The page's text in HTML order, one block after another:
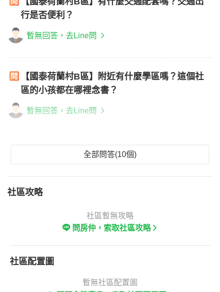
行是否便利？
暫無回答，去Line問
【國泰荷蘭村B區】附近有什麼學區嗎？這個社
區的小孩都在哪裡念書？
暫無回答，去Line問
全部問答(10個)
社區攻略
社區暫無攻略
問房仲，索取社區攻略
社區配置圖
暫無社區配置圖